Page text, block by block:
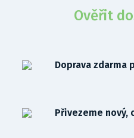
Ověřit
Doprava zdarma
Přivezeme nový,